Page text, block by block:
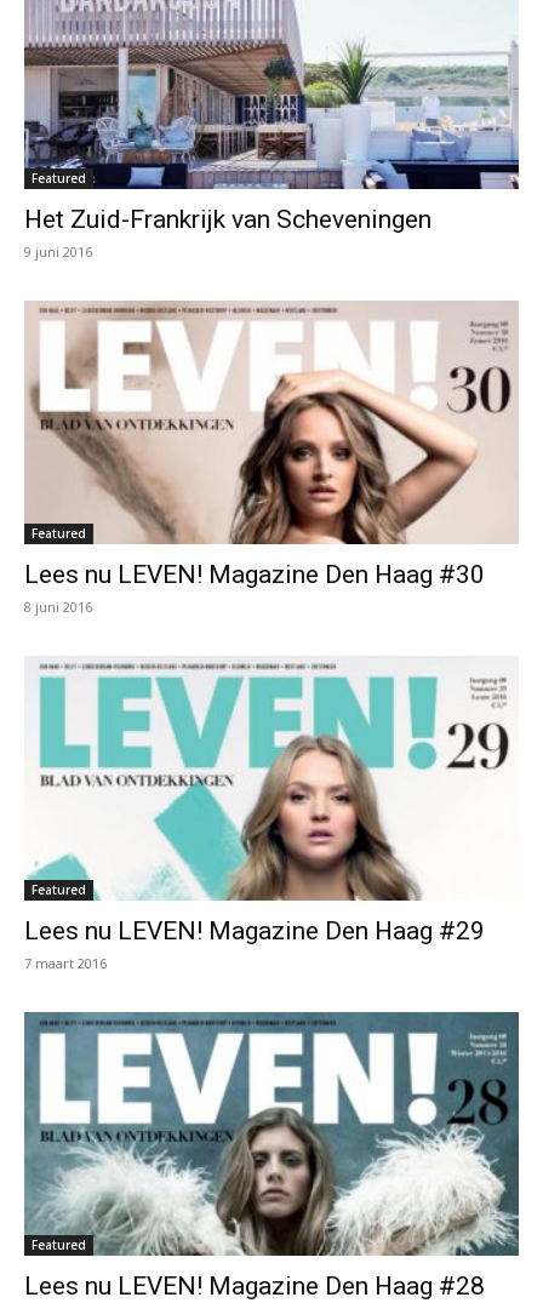
Featured
Het Zuid-Frankrijk van Scheveningen
9 juni 2016
Featured
Lees nu LEVEN! Magazine Den Haag #30
8 juni 2016
Featured
Lees nu LEVEN! Magazine Den Haag #29
7 maart 2016
Featured
Lees nu LEVEN! Magazine Den Haag #28